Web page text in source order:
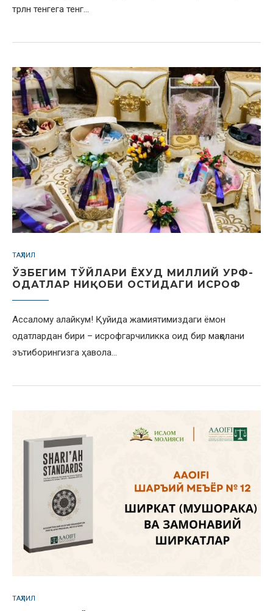
трлн тенгега тенг…
ТАҲЛИЛ
ЎЗБЕГИМ ТЎЙЛАРИ ЁХУД МИЛЛИЙ УРФ-
ОДАТЛАР НИҚОБИ ОСТИДАГИ ИСРОФ
Ассалому алайкум! Қуйида жамиятимиздаги ёмон
одатлардан бири – исрофгарчиликка оид бир мақолани
эътиборингизга ҳавола…
ТАҲЛИЛ